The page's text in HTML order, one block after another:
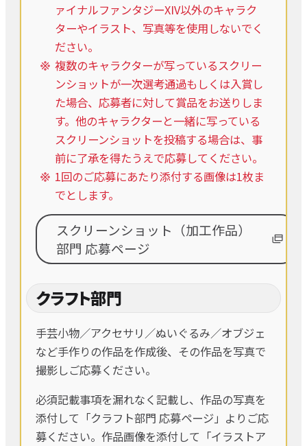
ァイナルファンタジーXIV以外のキャラク
ターやイラスト、写真等を使用しないでく
ださい。
複数のキャラクターが写っているスクリー
ンショットが一次選考通過もしくは入賞し
た場合、応募者に対して賞品をお送りしま
す。他のキャラクターと一緒に写っている
スクリーンショットを投稿する場合は、事
前に了承を得たうえで応募してください。
1回のご応募にあたり添付する画像は1枚ま
でとします。
スクリーンショット（加工作品）
部門 応募ページ
クラフト部門
手芸小物／アクセサリ／ぬいぐるみ／オブジェ
など手作りの作品を作成後、その作品を写真で
撮影しご応募ください。
必須記載事項を漏れなく記載し、作品の写真を
添付して「クラフト部門 応募ページ」よりご応
募ください。作品画像を添付して「イラストア